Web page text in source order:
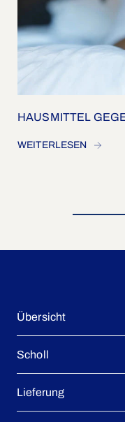
HAUSMITTEL
WEITERLESEN
Übersicht
Einlegesohlen
Scholl
Alles über Füsse
Lieferung